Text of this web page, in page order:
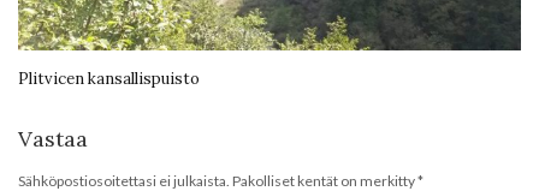
Plitvicen kansallispuisto
Vastaa
Sähköpostiosoitettasi ei julkaista. Pakolliset kentät on merkitty*